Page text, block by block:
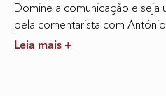
Domine a comunicação e seja
pela comentarista com
Leia mais +